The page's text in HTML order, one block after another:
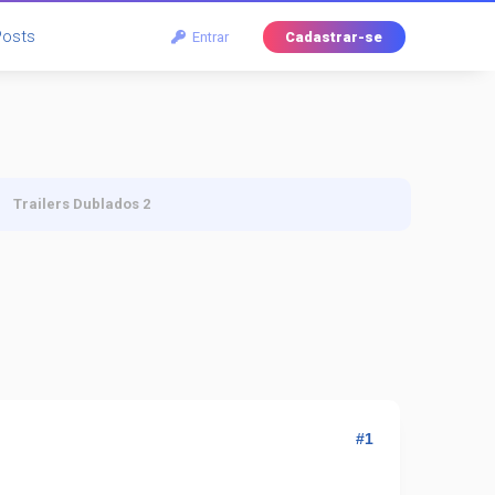
Entrar Cadastrar-se
Trailers Dublados 2
#1